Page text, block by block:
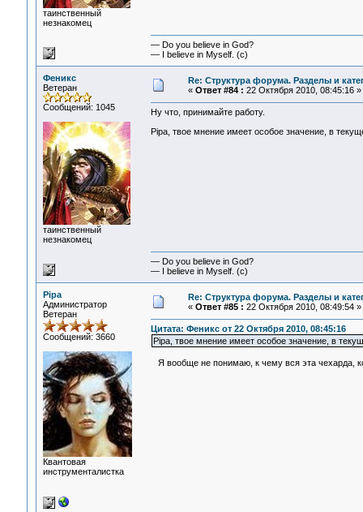
таинственный
незнакомец
— Do you believe in God?
— I believe in Myself. (c)
Феникс
Ветеран
Сообщений: 1045
таинственный
незнакомец
Re: Структура форума. Разделы и
« Ответ #84 : 22 Октября 2010, 08:45:16 »
Ну что, принимайте работу.
Pipa, твое мнение имеет особое значение, в
— Do you believe in God?
— I believe in Myself. (c)
Pipa
Администратор
Ветеран
Сообщений: 3660
Квантовая
инструменталистка
Re: Структура форума. Разделы и
« Ответ #85 : 22 Октября 2010, 08:49:54 »
Цитата: Феникс от 22 Октября 2010, 08:45:16
Pipa, твое мнение имеет особое значение, в
Я вообще не понимаю, к чему вся эта чехарда,